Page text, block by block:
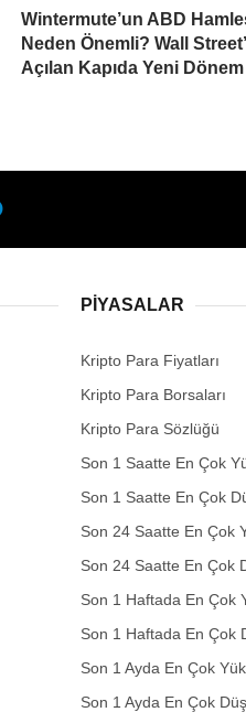
Wintermute’un ABD
Neden Önemli? Wall
Açılan Kapıda Yeni Dönem
PIYASALAR
Kripto Para Fiyatları
Kripto Para Borsaları
Kripto Para Sözlüğü
Son 1 Saatte En Çok
Son 1 Saatte En Çok
Son 24 Saatte En Çok
Son 24 Saatte En Çok
Son 1 Haftada En Çok
Son 1 Haftada En Çok
Son 1 Ayda En Çok
Son 1 Ayda En Çok